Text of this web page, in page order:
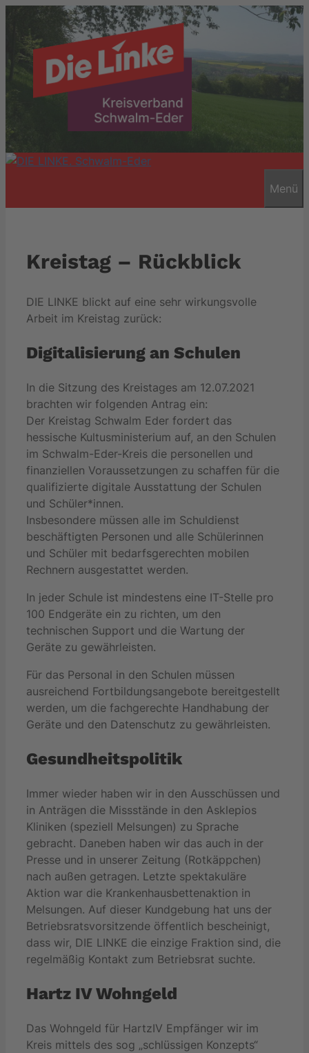
Zum
Inhalt
springen
Menü
Kreistag – Rückblick
DIE LINKE blickt auf eine sehr wirkungsvolle
Arbeit im Kreistag zurück:
Digitalisierung an Schulen
In die Sitzung des Kreistages am 12.07.2021
brachten wir folgenden Antrag ein:
Der Kreistag Schwalm Eder fordert das
hessische Kultusministerium auf, an den Schulen
im Schwalm-Eder-Kreis die personellen und
finanziellen Voraussetzungen zu schaffen für die
qualifizierte digitale Ausstattung der Schulen
und Schüler*innen.
Insbesondere müssen alle im Schuldienst
beschäftigten Personen und alle Schülerinnen
und Schüler mit bedarfsgerechten mobilen
Rechnern ausgestattet werden.
In jeder Schule ist mindestens eine IT-Stelle pro
100 Endgeräte ein zu richten, um den
technischen Support und die Wartung der
Geräte zu gewährleisten.
Für das Personal in den Schulen müssen
ausreichend Fortbildungsangebote bereitgestellt
werden, um die fachgerechte Handhabung der
Geräte und den Datenschutz zu gewährleisten.
Gesundheitspolitik
Immer wieder haben wir in den Ausschüssen und
in Anträgen die Missstände in den Asklepios
Kliniken (speziell Melsungen) zu Sprache
gebracht. Daneben haben wir das auch in der
Presse und in unserer Zeitung (Rotkäppchen)
nach außen getragen. Letzte spektakuläre
Aktion war die Krankenhausbettenaktion in
Melsungen. Auf dieser Kundgebung hat uns der
Betriebsratsvorsitzende öffentlich bescheinigt,
dass wir, DIE LINKE die einzige Fraktion sind, die
regelmäßig Kontakt zum Betriebsrat suchte.
Hartz IV Wohngeld
Das Wohngeld für HartzIV Empfänger wir im
Kreis mittels des sog „schlüssigen Konzepts“